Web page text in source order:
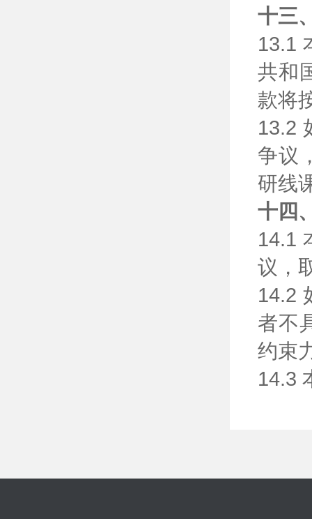
十三
13.1
共和
款将
13.2
争议
研线
十四
14.1
议，
14.2
者不
约束
14.3